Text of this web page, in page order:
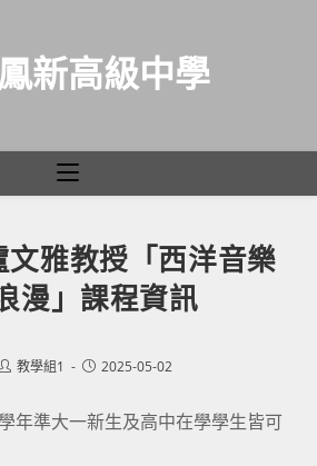
新高級中學
文雅教授「西洋音樂
漫」課程資訊
教學組1
Post2025-05-02
年準大一新生及高中在學學生皆可